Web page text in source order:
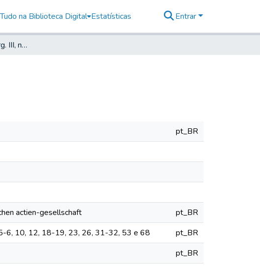
Tudo na Biblioteca Digital Estatísticas Entrar
Germania, 1880, Jahrg. III, nr. 016
pt_BR
actien-gesellschaft
pt_BR
6, 10, 12, 18-19, 23, 26, 31-32, 53 e 68
pt_BR
pt_BR